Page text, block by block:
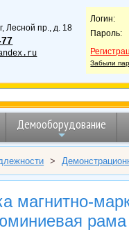
, Лесной пр., д. 18
Логин:
Пароль:
Забыли
Демооборудование
>
магнитно-